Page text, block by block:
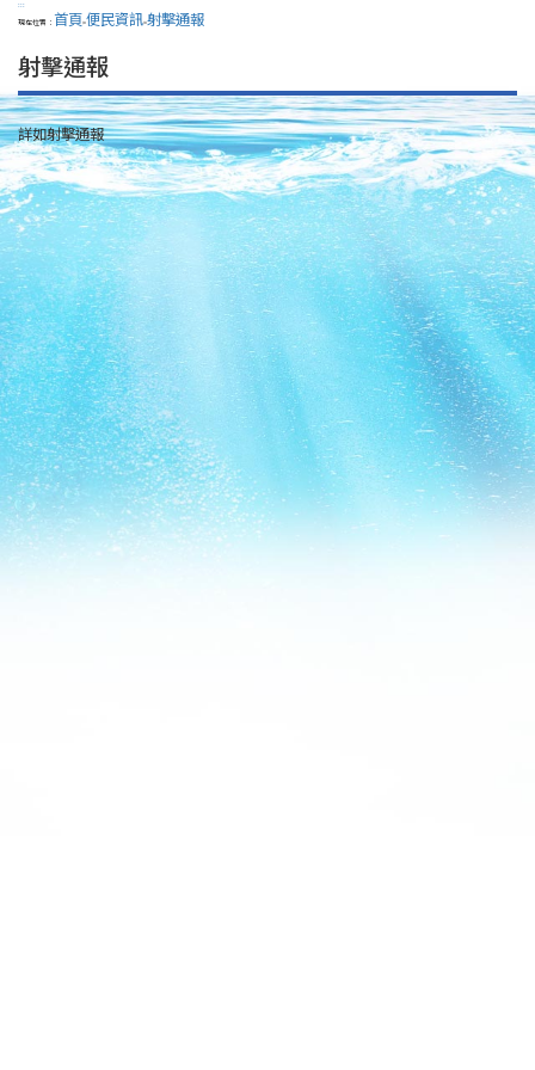
:::
現在位置： 首頁>便民資訊>射擊通報
射擊通報
詳如射擊通報